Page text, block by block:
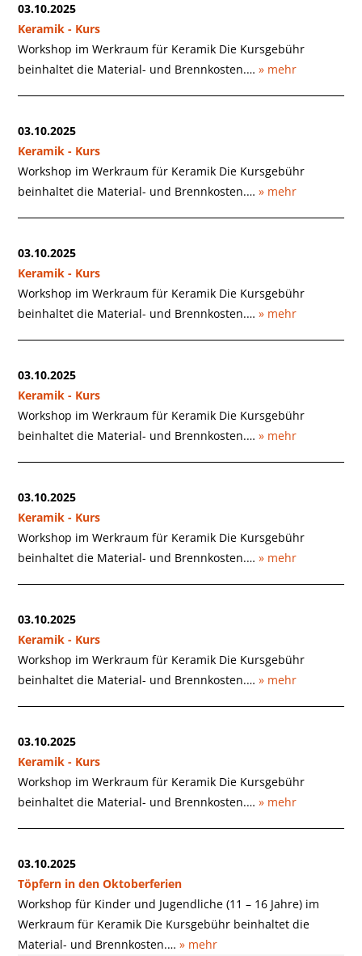
03.10.2025
Keramik - Kurs
Workshop im Werkraum für Keramik Die Kursgebühr
beinhaltet die Material- und Brennkosten.…» mehr
03.10.2025
Keramik - Kurs
Workshop im Werkraum für Keramik Die Kursgebühr
beinhaltet die Material- und Brennkosten.…» mehr
03.10.2025
Keramik - Kurs
Workshop im Werkraum für Keramik Die Kursgebühr
beinhaltet die Material- und Brennkosten.…» mehr
03.10.2025
Keramik - Kurs
Workshop im Werkraum für Keramik Die Kursgebühr
beinhaltet die Material- und Brennkosten.…» mehr
03.10.2025
Keramik - Kurs
Workshop im Werkraum für Keramik Die Kursgebühr
beinhaltet die Material- und Brennkosten.…» mehr
03.10.2025
Keramik - Kurs
Workshop im Werkraum für Keramik Die Kursgebühr
beinhaltet die Material- und Brennkosten.…» mehr
03.10.2025
Keramik - Kurs
Workshop im Werkraum für Keramik Die Kursgebühr
beinhaltet die Material- und Brennkosten.…» mehr
03.10.2025
Töpfern in den Oktoberferien
Workshop für Kinder und Jugendliche (11 – 16 Jahre) im
Werkraum für Keramik Die Kursgebühr beinhaltet die
Material- und Brennkosten.…» mehr